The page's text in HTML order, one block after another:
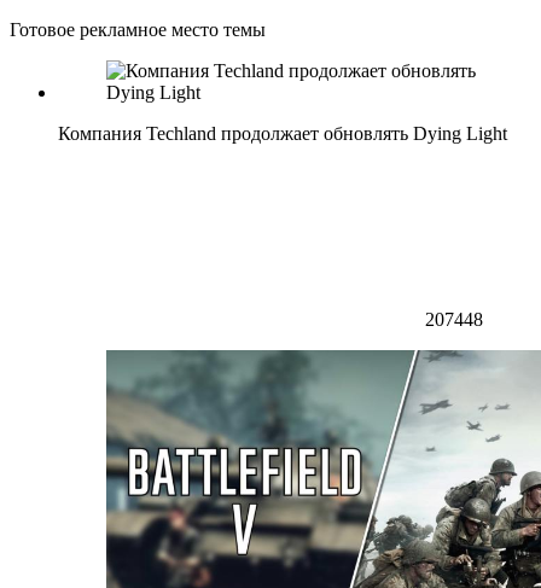
Готовое рекламное место темы
Компания Techland продолжает обновлять Dying Light
207448